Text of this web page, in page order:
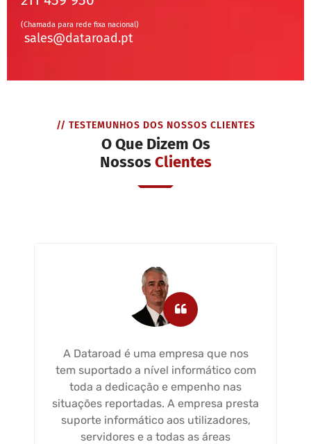
(Chamada para rede fixa nacional)
sales@dataroad.pt
// TESTEMUNHOS DOS NOSSOS CLIENTES
O Que Dizem Os
NossosClientes
A Dataroad é uma empresa que nos
tem suportado a nível informático com
toda a dedicação e empenho nas
situações reportadas. A empresa presta
suporte informático aos utilizadores,
servidores e a todas as áreas